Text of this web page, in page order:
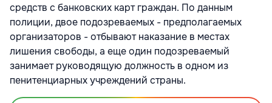
средств с банковских карт граждан. По данным
полиции, двое подозреваемых - предполагаемых
организаторов - отбывают наказание в местах
лишения свободы, а еще один подозреваемый
занимает руководящую должность в одном из
пенитенциарных учреждений страны.